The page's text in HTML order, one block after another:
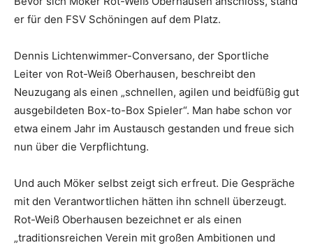
er für den FSV Schöningen auf dem Platz.
Dennis Lichtenwimmer-Conversano, der Sportliche
Leiter von Rot-Weiß Oberhausen, beschreibt den
Neuzugang als einen „schnellen, agilen und beidfüßig gut
ausgebildeten Box-to-Box Spieler“. Man habe schon vor
etwa einem Jahr im Austausch gestanden und freue sich
nun über die Verpflichtung.
Und auch Möker selbst zeigt sich erfreut. Die Gespräche
mit den Verantwortlichen hätten ihn schnell überzeugt.
Rot-Weiß Oberhausen bezeichnet er als einen
„traditionsreichen Verein mit großen Ambitionen und